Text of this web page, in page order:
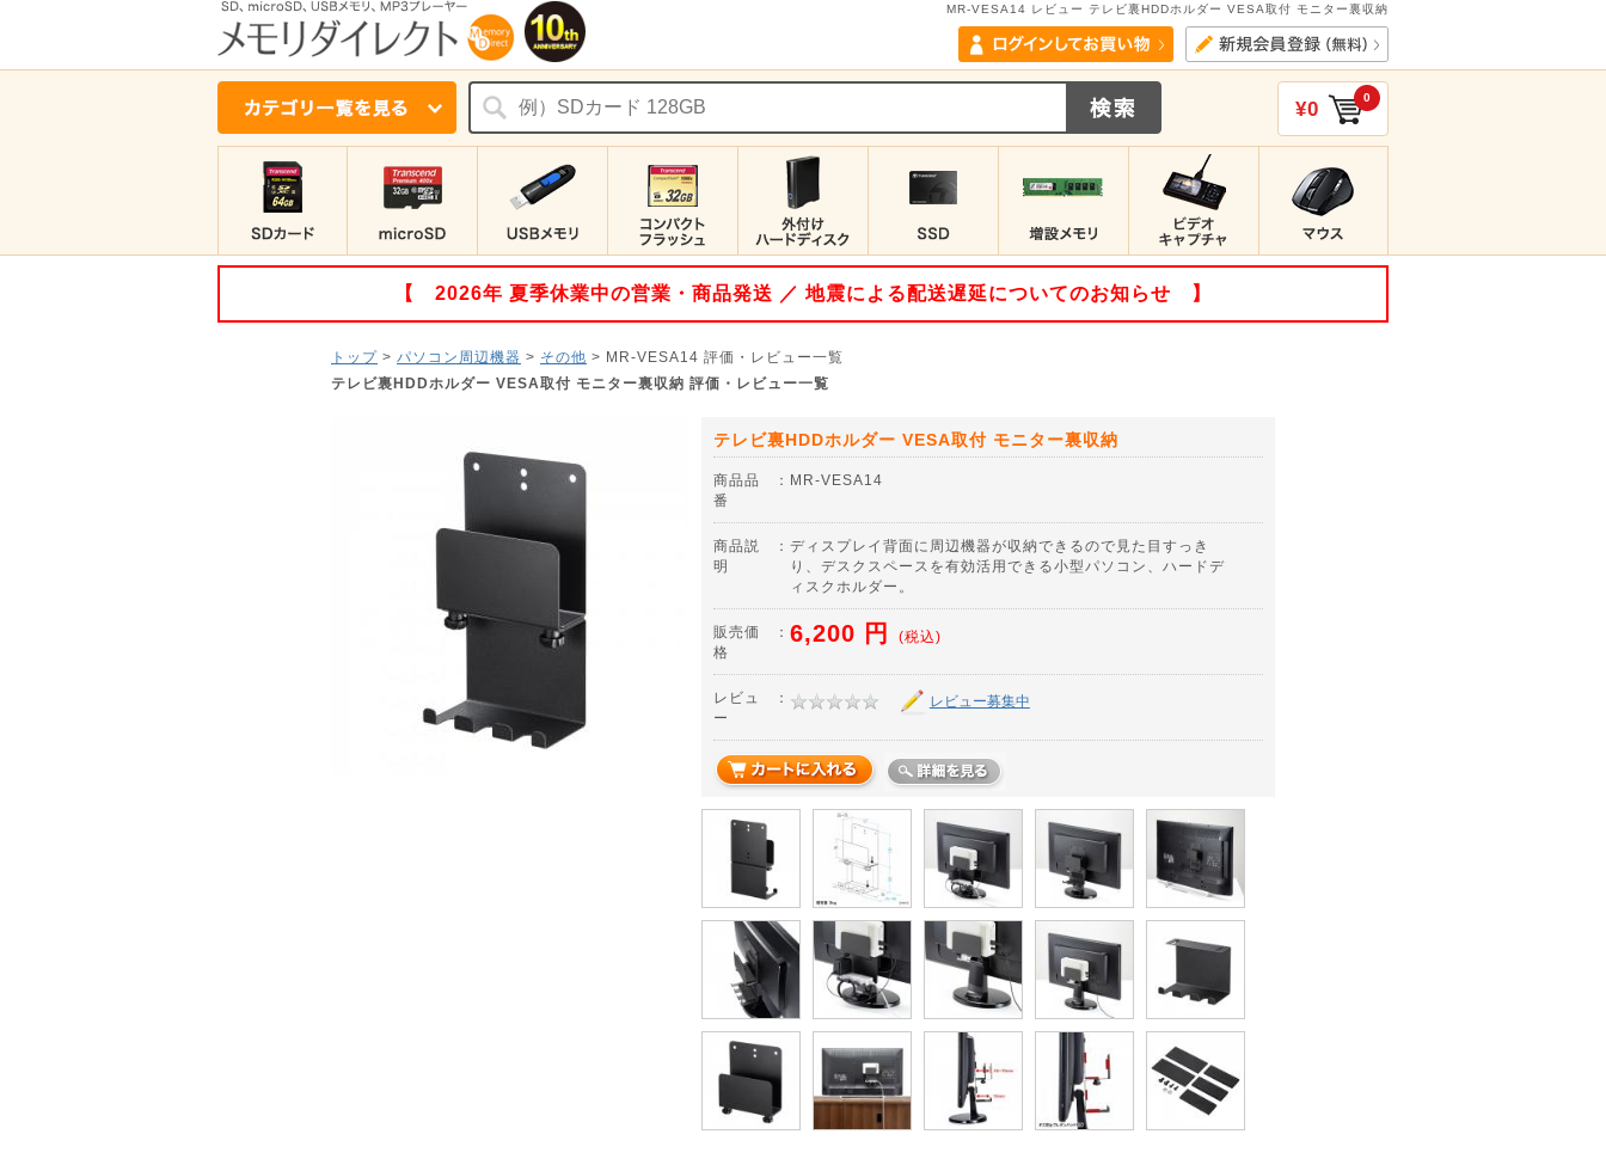
MR-VESA14 レビュー テレビ裏HDDホルダー VESA取付 モニター裏収納
¥0 0
【 2026年 夏季休業中の営業・商品発送 ／ 地震による配送遅延についてのお知らせ 】
トップ > パソコン周辺機器 > その他 > MR-VESA14 評価・レビュー一覧
テレビ裏HDDホルダー VESA取付 モニター裏収納 評価・レビュー一覧
テレビ裏HDDホルダー VESA取付 モニター裏収納
商品品
番
： MR-VESA14
商品説
明
：ディスプレイ背面に周辺機器が収納できるので見た目すっき
り、デスクスペースを有効活用できる小型パソコン、ハードデ
ィスクホルダー。
販売価
格
：6,200 円 (税込)
レビュ
ー
： レビュー募集中